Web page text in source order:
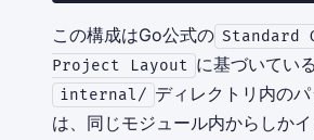
この構成はGo公式の Standard
Project Layout に基づいている
internal/ ディレクトリ内の
は、同じモジュール内からしか